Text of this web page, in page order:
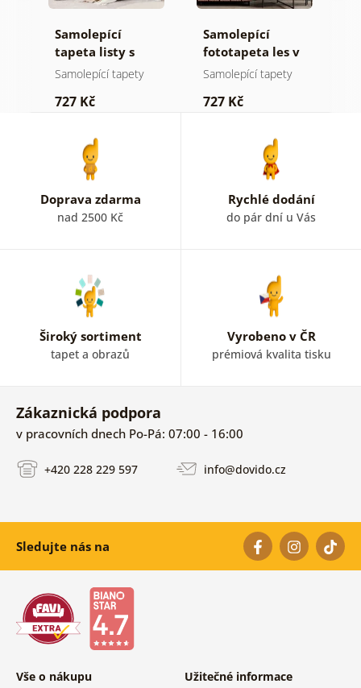
Samolepící
tapeta listy s
pastelovým
Samolepící tapety
727 Kč
Samolepící
fototapeta les v
mlze
Samolepící tapety
727 Kč
Doprava zdarma
nad 2500 Kč
Rychlé dodání
do pár dní u Vás
Široký sortiment
tapet a obrazů
Vyrobeno v ČR
prémiová kvalita tisku
Zákaznická podpora
v pracovních dnech Po-Pá: 07:00 - 16:00
+420 228 229 597 info@dovido.cz
Sledujte nás na
Vše o nákupu Užitečné informace